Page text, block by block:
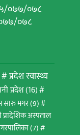
०७७/०७८
०७८
प्रदेश स्वास्थ्य
प्रदेश(16)
सारु मगर(9)
प्रादेशिक अस्पताल
(7)